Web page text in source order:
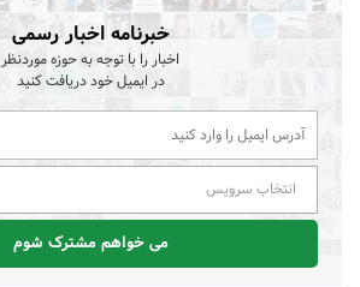
خبرنامه اخبار رسمی
اخبار را با توجه به حوزه موردنظر
در ایمیل خود دریافت کنید
انتخاب سرویس
می خواهم مشترک شوم